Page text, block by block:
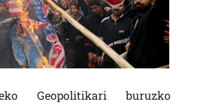
Geopolitikari buruzko